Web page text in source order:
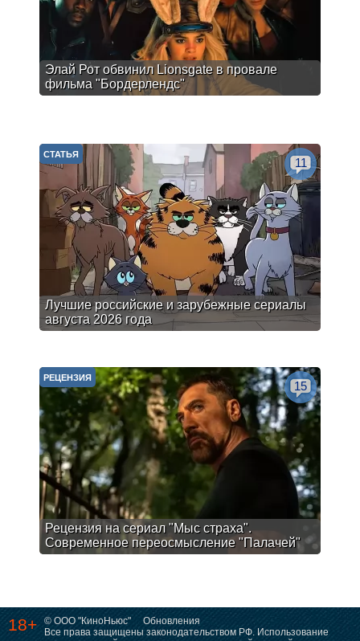
Элай Рот обвинил Lionsgate в провале
фильма "Бордерлендс"
Лучшие российские и зарубежные сериалы
августа 2026 года
СТАТЬЯ
11
Рецензия на сериал "Мыс страха".
Современное переосмысление "Палачей"
РЕЦЕНЗИЯ
15
18+ © ООО "КиноНьюс"
Обновления
Все права защищены законодательством РФ. Использование